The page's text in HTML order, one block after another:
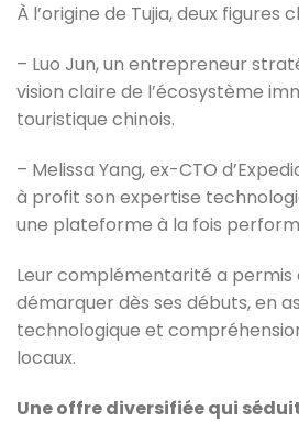
À l’origine de Tujia, deux figures
– Luo Jun, un entrepreneur
vision claire de l’écosystème
touristique chinois.
– Melissa Yang, ex-CTO
à profit son expertise
une plateforme à la fois
Leur complémentarité a permis
démarquer dès ses débuts, en
technologique et
locaux.
Une offre diversifiée qui